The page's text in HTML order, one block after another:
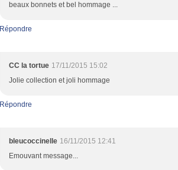
beaux bonnets et bel hommage ...
Répondre
CC la tortue 17/11/2015 15:02
Jolie collection et joli hommage
Répondre
bleucoccinelle 16/11/2015 12:41
Emouvant message...